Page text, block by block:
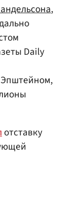
,
Daily
отставку